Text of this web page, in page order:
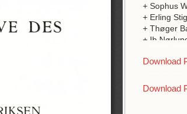
+ Sophus
+ Erling
+ Thøger
+ Ib
Download
Download